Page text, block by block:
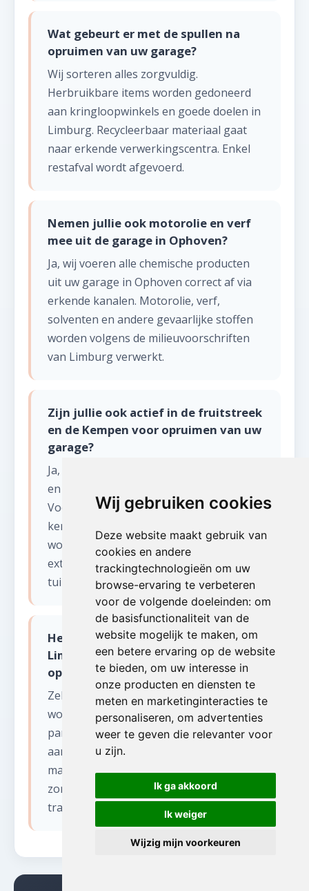
Wij gebruiken cookies
Deze website maakt gebruik van
cookies en andere
trackingtechnologieën om uw
browse-ervaring te verbeteren
voor de volgende doeleinden: om
de basisfunctionaliteit van de
website mogelijk te maken, om
een betere ervaring op de website
te bieden, om uw interesse in
onze producten en diensten te
meten en marketinginteracties te
personaliseren, om advertenties
weer te geven die relevanter voor
u zijn.
Ik ga akkoord
Ik weiger
Wijzig mijn voorkeuren
Wat gebeurt er met de spullen na
opruimen van uw garage?
Wij sorteren alles zorgvuldig.
Herbruikbare items worden gedoneerd
aan kringloopwinkels en goede doelen in
Limburg. Recycleerbaar materiaal gaat
naar erkende verwerkingscentra. Enkel
restafval wordt afgevoerd.
Nemen jullie ook motorolie en verf
mee uit de garage in Ophoven?
Ja, wij voeren alle chemische producten
uit uw garage in Ophoven correct af via
erkende kanalen. Motorolie, verf,
solventen en andere gevaarlijke stoffen
worden volgens de milieuvoorschriften
van Limburg verwerkt.
Zijn jullie ook actief in de fruitstreek
en de Kempen voor opruimen van uw
garage?
Ja, wij bedienen heel Limburg: van Hasselt
en Genk tot Sint-Truiden en de
Voerstreek. De provincie Limburg
kenmerkt zich door veel vrijstaande
woningen met grote tuinen, wat vaak
extra opruimwerk in bijgebouwen en
tuinhuizen betekent.
Hebben jullie ervaring met grote
Limburgse villa's en boerderijen bij
opruimen van uw garage?
Zeker. Limburg heeft veel ruime
woningen en voormalige hoeves. Deze
panden vereisen vaak een meerdaagse
aanpak vanwege het grote volume. Wij
maken een gedetailleerd plan op maat en
zorgen voor voldoende mankracht en
transportcapaciteit.